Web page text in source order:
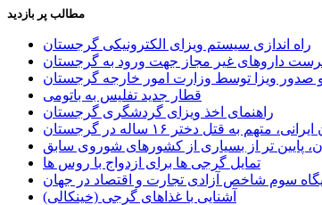
مطالب پر بازدید
راه اندازی سیستم ویزای الکترونیکی گرجستان
داروهای غیر مجاز جهت ورود به گرجستان
و صدور ویزا توسط وزارت امور خارجه گرجستان
قطار جدید تفلیس به باتومی
راهنمای اخذ ویزای گردشگری گرجستان
متهم به قتل دختر ۱۶ ساله در گرجستان
تر از بسیاری از کشورهای شوروی سابق
تمایل گرجی ها برای ازدواج با روس ها
سوم شاخص آزادی تجارت و اقتصاد در جهان
آشنایی با غذاهای گرجی (خینکالی)